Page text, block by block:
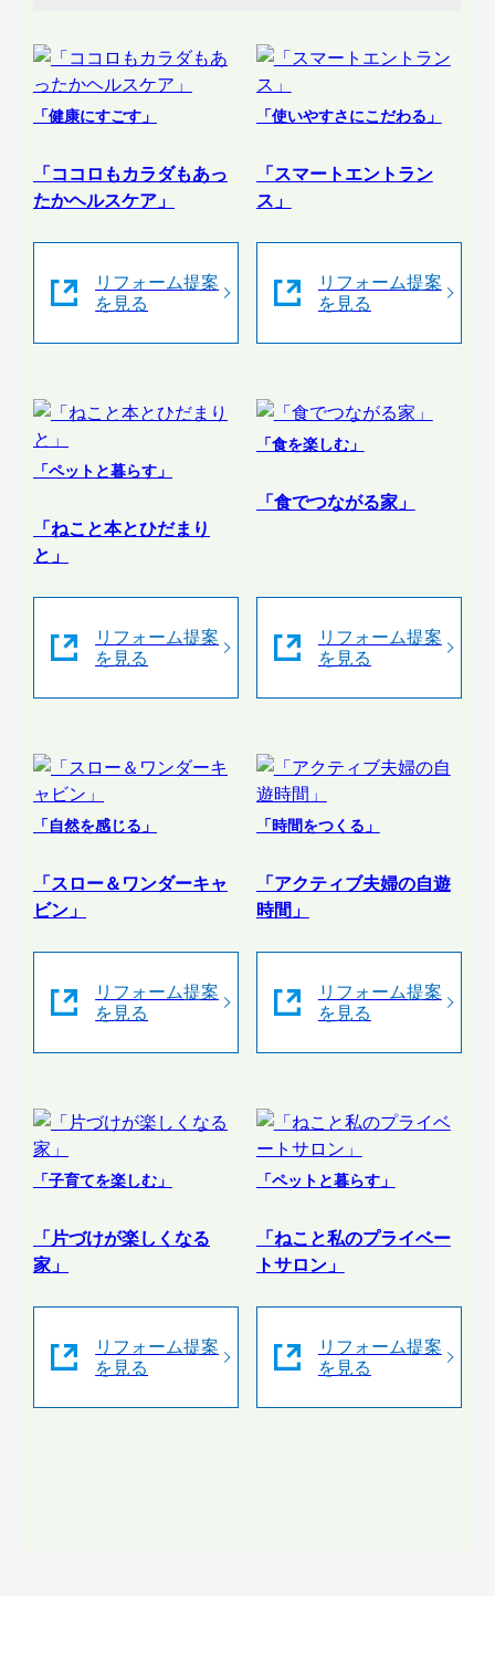
「健康にすごす」
「ココロもカラダもあっ
たかヘルスケア」
リフォーム提案
を見る
「使いやすさにこだわる」
「スマートエントラン
ス」
リフォーム提案
を見る
「ペットと暮らす」
「ねこと本とひだまり
と」
リフォーム提案
を見る
「食を楽しむ」
「食でつながる家」
リフォーム提案
を見る
「自然を感じる」
「スロー＆ワンダーキャ
ビン」
リフォーム提案
を見る
「時間をつくる」
「アクティブ夫婦の自遊
時間」
リフォーム提案
を見る
「子育てを楽しむ」
「片づけが楽しくなる
家」
リフォーム提案
を見る
「ペットと暮らす」
「ねこと私のプライベー
トサロン」
リフォーム提案
を見る